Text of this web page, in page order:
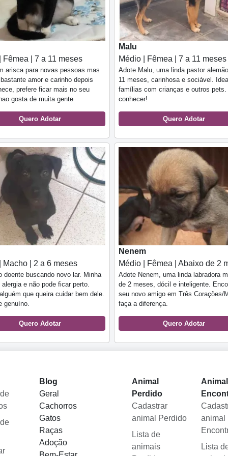
Fêmea | 7 a 11 meses
arisca para novas pessoas mas
amor e carinho depois
prefere ficar mais no seu
gosta de muita gente
Quero Adotar
Malu
Médio | Fêmea | 7 a 11 meses
Adote Malu, uma linda pastor
11 meses, carinhosa e sociável.
famílias com crianças e outros pets.
conhecer!
Quero Adotar
Macho | 2 a 6 meses
doente buscando novo lar. Minha
e não pode ficar perto.
que queira cuidar bem dele.
genuíno.
Quero Adotar
Nenem
Médio | Fêmea | Abaixo de 2
Adote Nenem, uma linda labradora
de 2 meses, dócil e inteligente.
seu novo amigo em Três Corações/
faça a diferença.
Quero Adotar
Blog
Geral
Cachorros
Gatos
Raças
Adoção
Animal
Perdido
Cadastrar
animal Perdido
Lista de
animais
Animal
animal
Lista